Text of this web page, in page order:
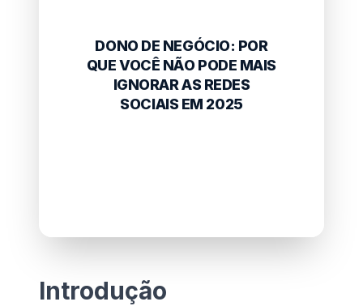
DONO DE NEGÓCIO: POR
QUE VOCÊ NÃO PODE MAIS
IGNORAR AS REDES
SOCIAIS EM 2025
Introdução